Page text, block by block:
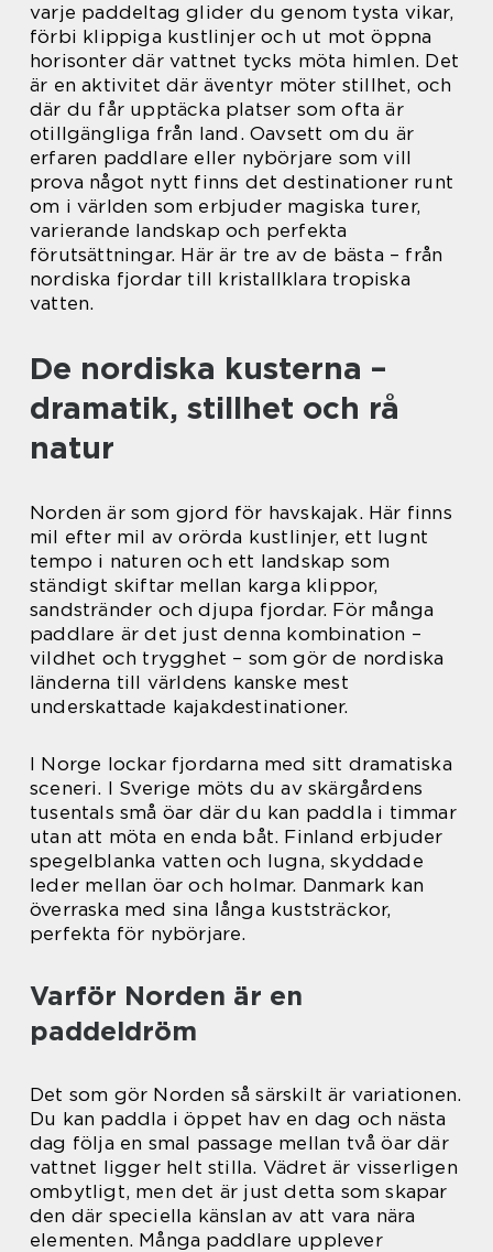
varje paddeltag glider du genom tysta vikar,
förbi klippiga kustlinjer och ut mot öppna
horisonter där vattnet tycks möta himlen. Det
är en aktivitet där äventyr möter stillhet, och
där du får upptäcka platser som ofta är
otillgängliga från land. Oavsett om du är
erfaren paddlare eller nybörjare som vill
prova något nytt finns det destinationer runt
om i världen som erbjuder magiska turer,
varierande landskap och perfekta
förutsättningar. Här är tre av de bästa – från
nordiska fjordar till kristallklara tropiska
vatten.
De nordiska kusterna –
dramatik, stillhet och rå
natur
Norden är som gjord för havskajak. Här finns
mil efter mil av orörda kustlinjer, ett lugnt
tempo i naturen och ett landskap som
ständigt skiftar mellan karga klippor,
sandstränder och djupa fjordar. För många
paddlare är det just denna kombination –
vildhet och trygghet – som gör de nordiska
länderna till världens kanske mest
underskattade kajakdestinationer.
I Norge lockar fjordarna med sitt dramatiska
sceneri. I Sverige möts du av skärgårdens
tusentals små öar där du kan paddla i timmar
utan att möta en enda båt. Finland erbjuder
spegelblanka vatten och lugna, skyddade
leder mellan öar och holmar. Danmark kan
överraska med sina långa kuststräckor,
perfekta för nybörjare.
Varför Norden är en
paddeldröm
Det som gör Norden så särskilt är variationen.
Du kan paddla i öppet hav en dag och nästa
dag följa en smal passage mellan två öar där
vattnet ligger helt stilla. Vädret är visserligen
ombytligt, men det är just detta som skapar
den där speciella känslan av att vara nära
elementen. Många paddlare upplever